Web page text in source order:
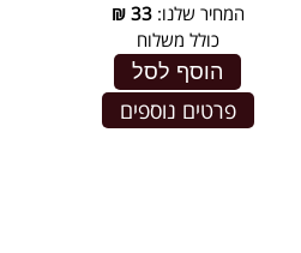
המחיר שלנו:33
₪
כולל משלוח
הוסף לסל
פרטים נוספים